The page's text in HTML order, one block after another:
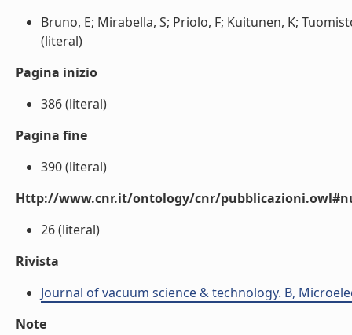
Bruno, E; Mirabella, S; Priolo, F; Kuitunen, K;
(literal)
Pagina inizio
386 (literal)
Pagina fine
390 (literal)
Http://www.cnr.it/ontology/cnr/
26 (literal)
Rivista
Journal of vacuum science & technology. B,
Note